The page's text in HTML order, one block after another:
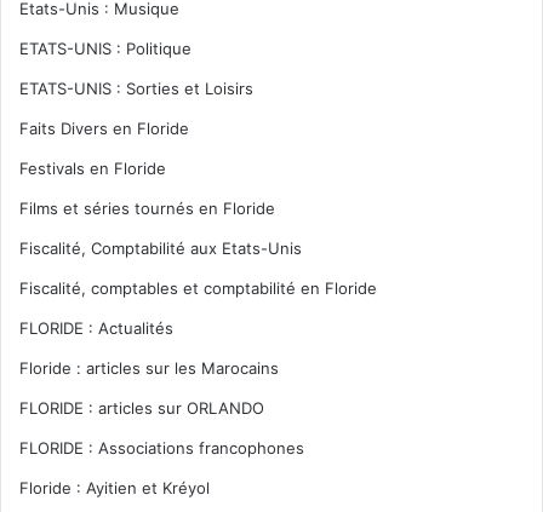
Etats-Unis : Musique
ETATS-UNIS : Politique
ETATS-UNIS : Sorties et Loisirs
Faits Divers en Floride
Festivals en Floride
Films et séries tournés en Floride
Fiscalité, Comptabilité aux Etats-Unis
Fiscalité, comptables et comptabilité en Floride
FLORIDE : Actualités
Floride : articles sur les Marocains
FLORIDE : articles sur ORLANDO
FLORIDE : Associations francophones
Floride : Ayitien et Kréyol